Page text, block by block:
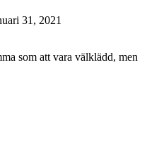
31, 2021
som att vara välklädd, men